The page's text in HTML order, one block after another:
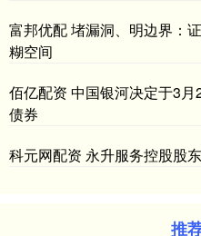
富邦优配 堵漏洞、明边界：
糊空间
佰亿配资 中国银河决定于3
债券
科元网配资 永升服务控股股
推